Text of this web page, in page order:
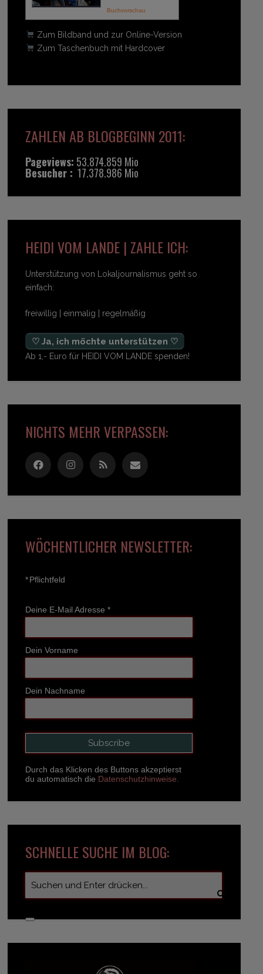
Buchvorschau
Zum Bildband und zur Online-Version
Zum Taschenbuch mit Hardcover
ZAHLEN AB BLOGBEGINN 2011:
Pageviews: 53.874.859 Mio
Besucher : 17.378.986 Mio
HEIDI VOM LANDE | ZAHLE ICH:
Unterstützung von Lokaljournalismus geht so
einfach:
freiwillig | einmalig | regelmäßig
♡ Ja, ich möchte unterstützen ♡
Ab 1,- Euro für HEIDI VOM LANDE spenden!
NICHTS MEHR VERPASSEN:
WÖCHENTLICHER NEWSLETTER:
*Pflichtfeld
Deine E-Mail Adresse *
Dein Vorname
Dein Nachname
Durch das Klicken des Buttons akzeptierst
du automatisch die Datenschutzhinweise.
SCHNELLE SUCHE IM BLOG: